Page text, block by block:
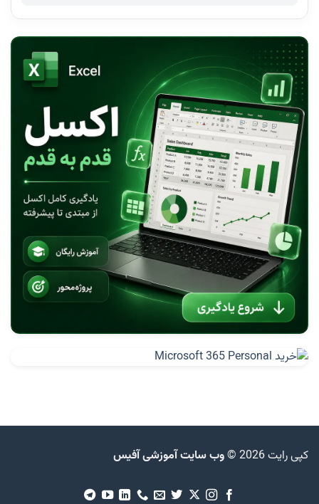
دانلود آفیس 365-Download Office 365
تفاوت آفیس 365 شخصی و خانگی-Office 365 Home vs
Personal
نقد و بررسی آفیس 365 خانگی-Office 365 Home
نقد و بررسی آفیس 365 شخصی-Office 365 Personal
نصب و فعالسازی آفیس 365-Active Office 365
آفیس ۳۶۵ چیست؟
آفیس ۲۰۱۹ انتهای سال ۲۰۱۸ عرضه خواهد شد
تشخیص یا تعیین نسخه آفیس What version Office
دانلود آفلاین آخرین آپدیت آفیس Office Updates
آموزش نصب و حذف صحیح آفیس Install Uninstall Office
2016
تفاوت نسخه ها و لایسنس های آفیس Office
پروژه Insider آفیس
ویژگی های جدید ورد Office 2016 Wordکپی رایت 2026 © وب سایت آموزشی آفیس